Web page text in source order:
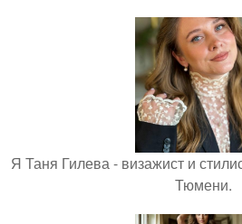
Я Таня Гилева - визажист и
Тюмени.